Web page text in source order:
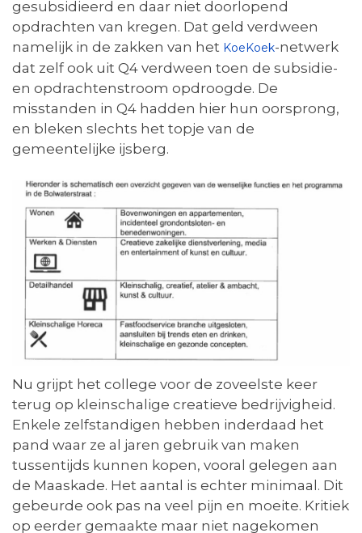
gesubsidieerd en daar niet doorlopend
opdrachten van kregen. Dat geld verdween
namelijk in de zakken van het KoeKoek-netwerk
dat zelf ook uit Q4 verdween toen de subsidie-
en opdrachtenstroom opdroogde. De
misstanden in Q4 hadden hier hun oorsprong,
en bleken slechts het topje van de
gemeentelijke ijsberg.
Nu grijpt het college voor de zoveelste keer
terug op kleinschalige creatieve bedrijvigheid.
Enkele zelfstandigen hebben inderdaad het
pand waar ze al jaren gebruik van maken
tussentijds kunnen kopen, vooral gelegen aan
de Maaskade. Het aantal is echter minimaal. Dit
gebeurde ook pas na veel pijn en moeite. Kritiek
op eerder gemaakte maar niet nagekomen